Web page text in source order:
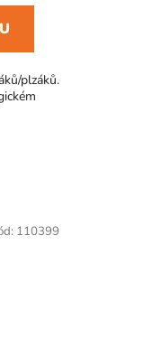
Plus 1 kg
plzáků.
110399